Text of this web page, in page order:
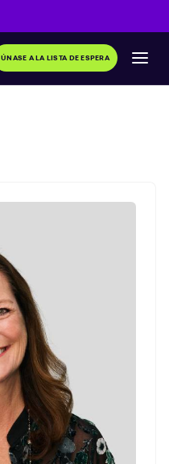
ÚNASE A LA LISTA DE ESPERA